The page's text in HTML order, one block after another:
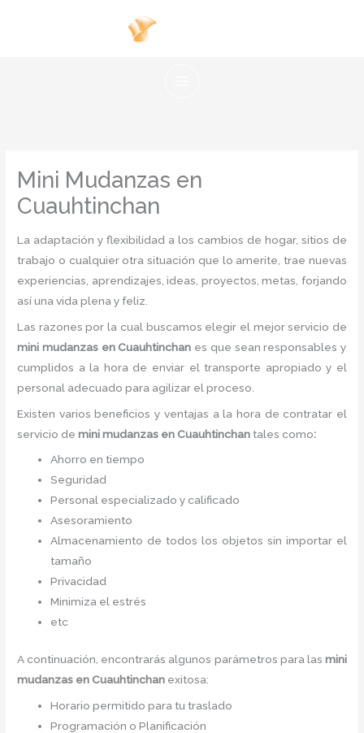
Mini Mudanzas en
Cuauhtinchan
La adaptación y flexibilidad a los cambios de hogar, sitios de
trabajo o cualquier otra situación que lo amerite, trae nuevas
experiencias, aprendizajes, ideas, proyectos, metas, forjando
así una vida plena y feliz.
Las razones por la cual buscamos elegir el mejor servicio de
mini mudanzas en Cuauhtinchan es que sean responsables y
cumplidos a la hora de enviar el transporte apropiado y el
personal adecuado para agilizar el proceso.
Existen varios beneficios y ventajas a la hora de contratar el
servicio de mini mudanzas en Cuauhtinchan tales como:
Ahorro en tiempo
Seguridad
Personal especializado y calificado
Asesoramiento
Almacenamiento de todos los objetos sin importar el
tamaño
Privacidad
Minimiza el estrés
etc
A continuación, encontrarás algunos parámetros para las mini
mudanzas en Cuauhtinchan exitosa:
Horario permitido para tu traslado
Programación o Planificación